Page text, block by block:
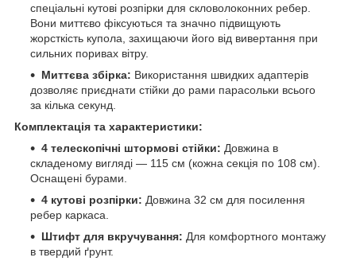
спеціальні кутові розпірки для скловолоконних ребер.
Вони миттєво фіксуються та значно підвищують
жорсткість купола, захищаючи його від вивертання при
сильних поривах вітру.
Миттєва збірка: Використання швидких адаптерів
дозволяє приєднати стійки до рами парасольки всього
за кілька секунд.
Комплектація та характеристики:
4 телескопічні штормові стійки: Довжина в
складеному вигляді — 115 см (кожна секція по 108 см).
Оснащені бурами.
4 кутові розпірки: Довжина 32 см для посилення
ребер каркаса.
Штифт для вкручування: Для комфортного монтажу
в твердий ґрунт.